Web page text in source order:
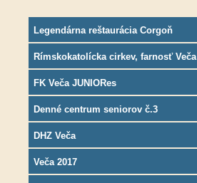
Legendárna reštaurácia Corgoň
Rímskokatolícka cirkev, farnosť Veča
FK Veča JUNIORes
Denné centrum seniorov č.3
DHZ Veča
Veča 2017